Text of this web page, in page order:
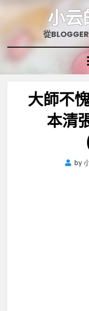
小云
從
大師不
本清
by